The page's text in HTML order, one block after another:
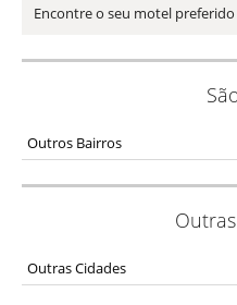
Encontre o seu motel
Outros Bairros
Outras Cidades